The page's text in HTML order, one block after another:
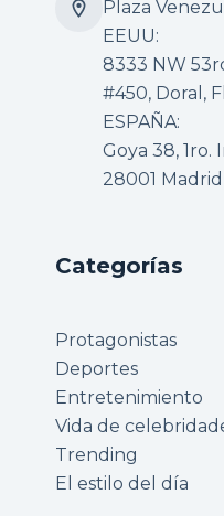
Plaza
EEUU:
8333 NW
#450, Doral,
ESPAÑA:
Goya 38,
28001
Categorías
Protagonistas
Deportes
Entretenimiento
Vida de
Trending
El estilo del día